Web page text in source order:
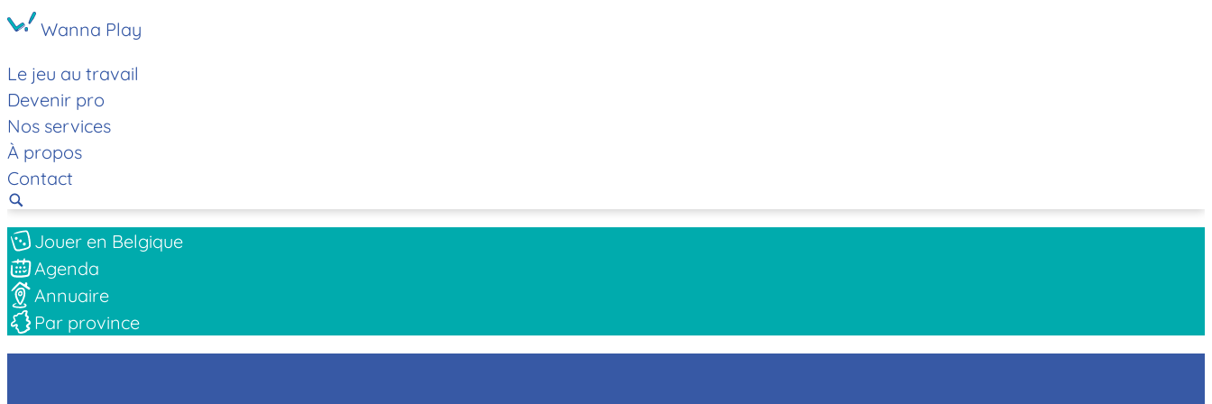
Wanna Play
Le jeu au travail
Devenir pro
Nos services
À propos
Contact
Jouer en Belgique
Agenda
Annuaire
Par province